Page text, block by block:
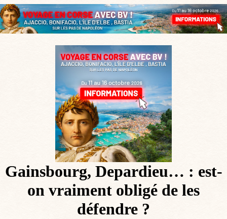
Gainsbourg, Depardieu… : est-
on vraiment obligé de les
défendre ?